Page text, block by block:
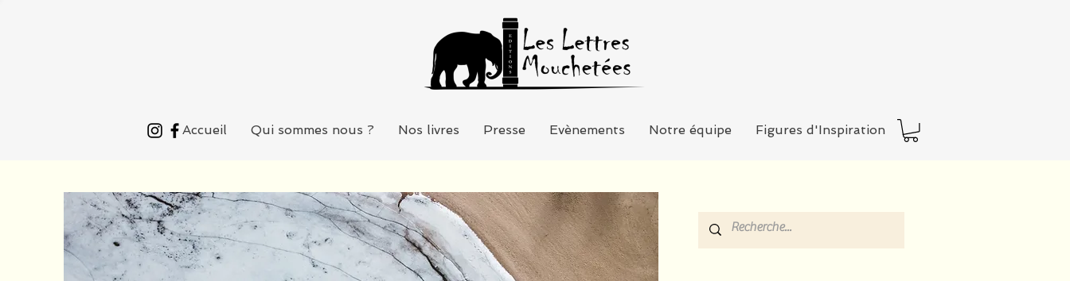
Accueil Qui sommes nous ? Nos livres Presse Evènements Notre équipe Figures d'Inspiration